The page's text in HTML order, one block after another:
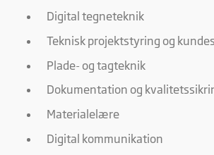
Digital tegneteknik
Teknisk projektstyring og
Plade- og tagteknik
Dokumentation og
Materialelære
Digital kommunikation